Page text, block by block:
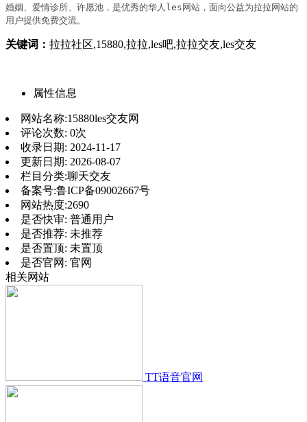
婚姻、爱情诊所、许愿池，是优秀的华人les网站，面向公益为拉拉网站的
用户提供免费交流。
关键词： 拉拉社区,15880,拉拉,les吧,拉拉交友,les交友
属性信息
网站名称:15880les交友网
评论次数: 0次
收录日期: 2024-11-17
更新日期: 2026-08-07
栏目分类:聊天交友
备案号:鲁ICP备09002667号
网站热度:2690
是否快审: 普通用户
是否推荐: 未推荐
是否置顶: 未置顶
是否官网: 官网
相关网站
TT语音官网